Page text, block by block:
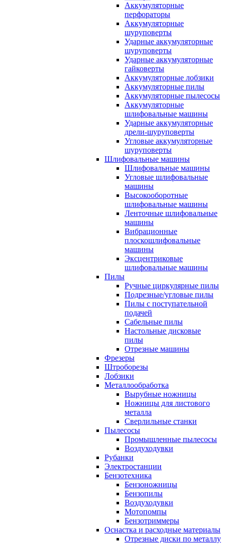
Аккумуляторные
перфораторы
Аккумуляторные
шуруповерты
Ударные аккумуляторные
шуруповерты
Ударные аккумуляторные
гайковерты
Аккумуляторные лобзики
Аккумуляторные пилы
Аккумуляторные пылесосы
Аккумуляторные
шлифовальные машины
Ударные аккумуляторные
дрели-шуруповерты
Угловые аккумуляторные
шуруповерты
Шлифовальные машины
Шлифовальные машины
Угловые шлифовальные
машины
Высокооборотные
шлифовальные машины
Ленточные шлифовальные
машины
Вибрационные
плоскошлифовальные
машины
Эксцентриковые
шлифовальные машины
Пилы
Ручные циркулярные пилы
Подрезные/угловые пилы
Пилы с поступательной
подачей
Сабельные пилы
Настольные дисковые
пилы
Отрезные машины
Фрезеры
Штроборезы
Лобзики
Металлообработка
Вырубные ножницы
Ножницы для листового
металла
Сверлильные станки
Пылесосы
Промышленные пылесосы
Воздуходувки
Рубанки
Электростанции
Бензотехника
Бензоножницы
Бензопилы
Воздуходувки
Мотопомпы
Бензотриммеры
Оснастка и расходные материалы
Отрезные диски по металлу